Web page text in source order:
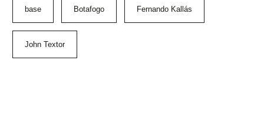
base Botafogo Fernando Kallás
John Textor